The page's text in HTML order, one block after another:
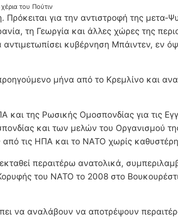
του Πούτιν
για την αντιστροφή της μετα-
τη Γεωργία και άλλες χώρες της
κυβέρνηση Μπάιντεν, εν
μήνα από το Κρεμλίνο και
και της Ρωσικής Ομοσπονδίας για τις
και των μελών του Οργανισμού
από τις ΗΠΑ και το ΝΑΤΟ χωρίς
περαιτέρω ανατολικά,
του ΝΑΤΟ το 2008 στο
να αναλάβουν να αποτρέψουν